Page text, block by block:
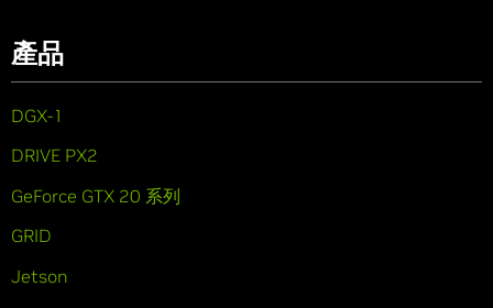
產品
DGX-1
DRIVE PX2
GeForce GTX 20 系列
GRID
Jetson